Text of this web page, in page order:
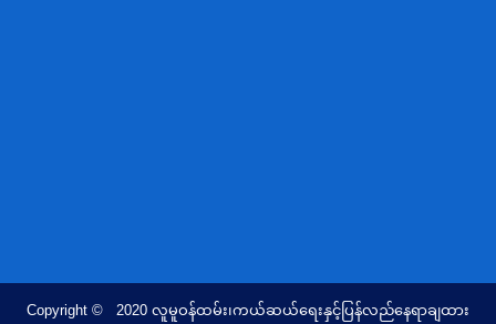
တိုင်းရင်းသားလူမျိုးရေးရာဝန်ကြီးဌာန
Copyright © 2020 လူမူဝန်ထမ်း၊ကယ်ဆယ်ရေးနှင့်ပြန်လည်နေရာချထား